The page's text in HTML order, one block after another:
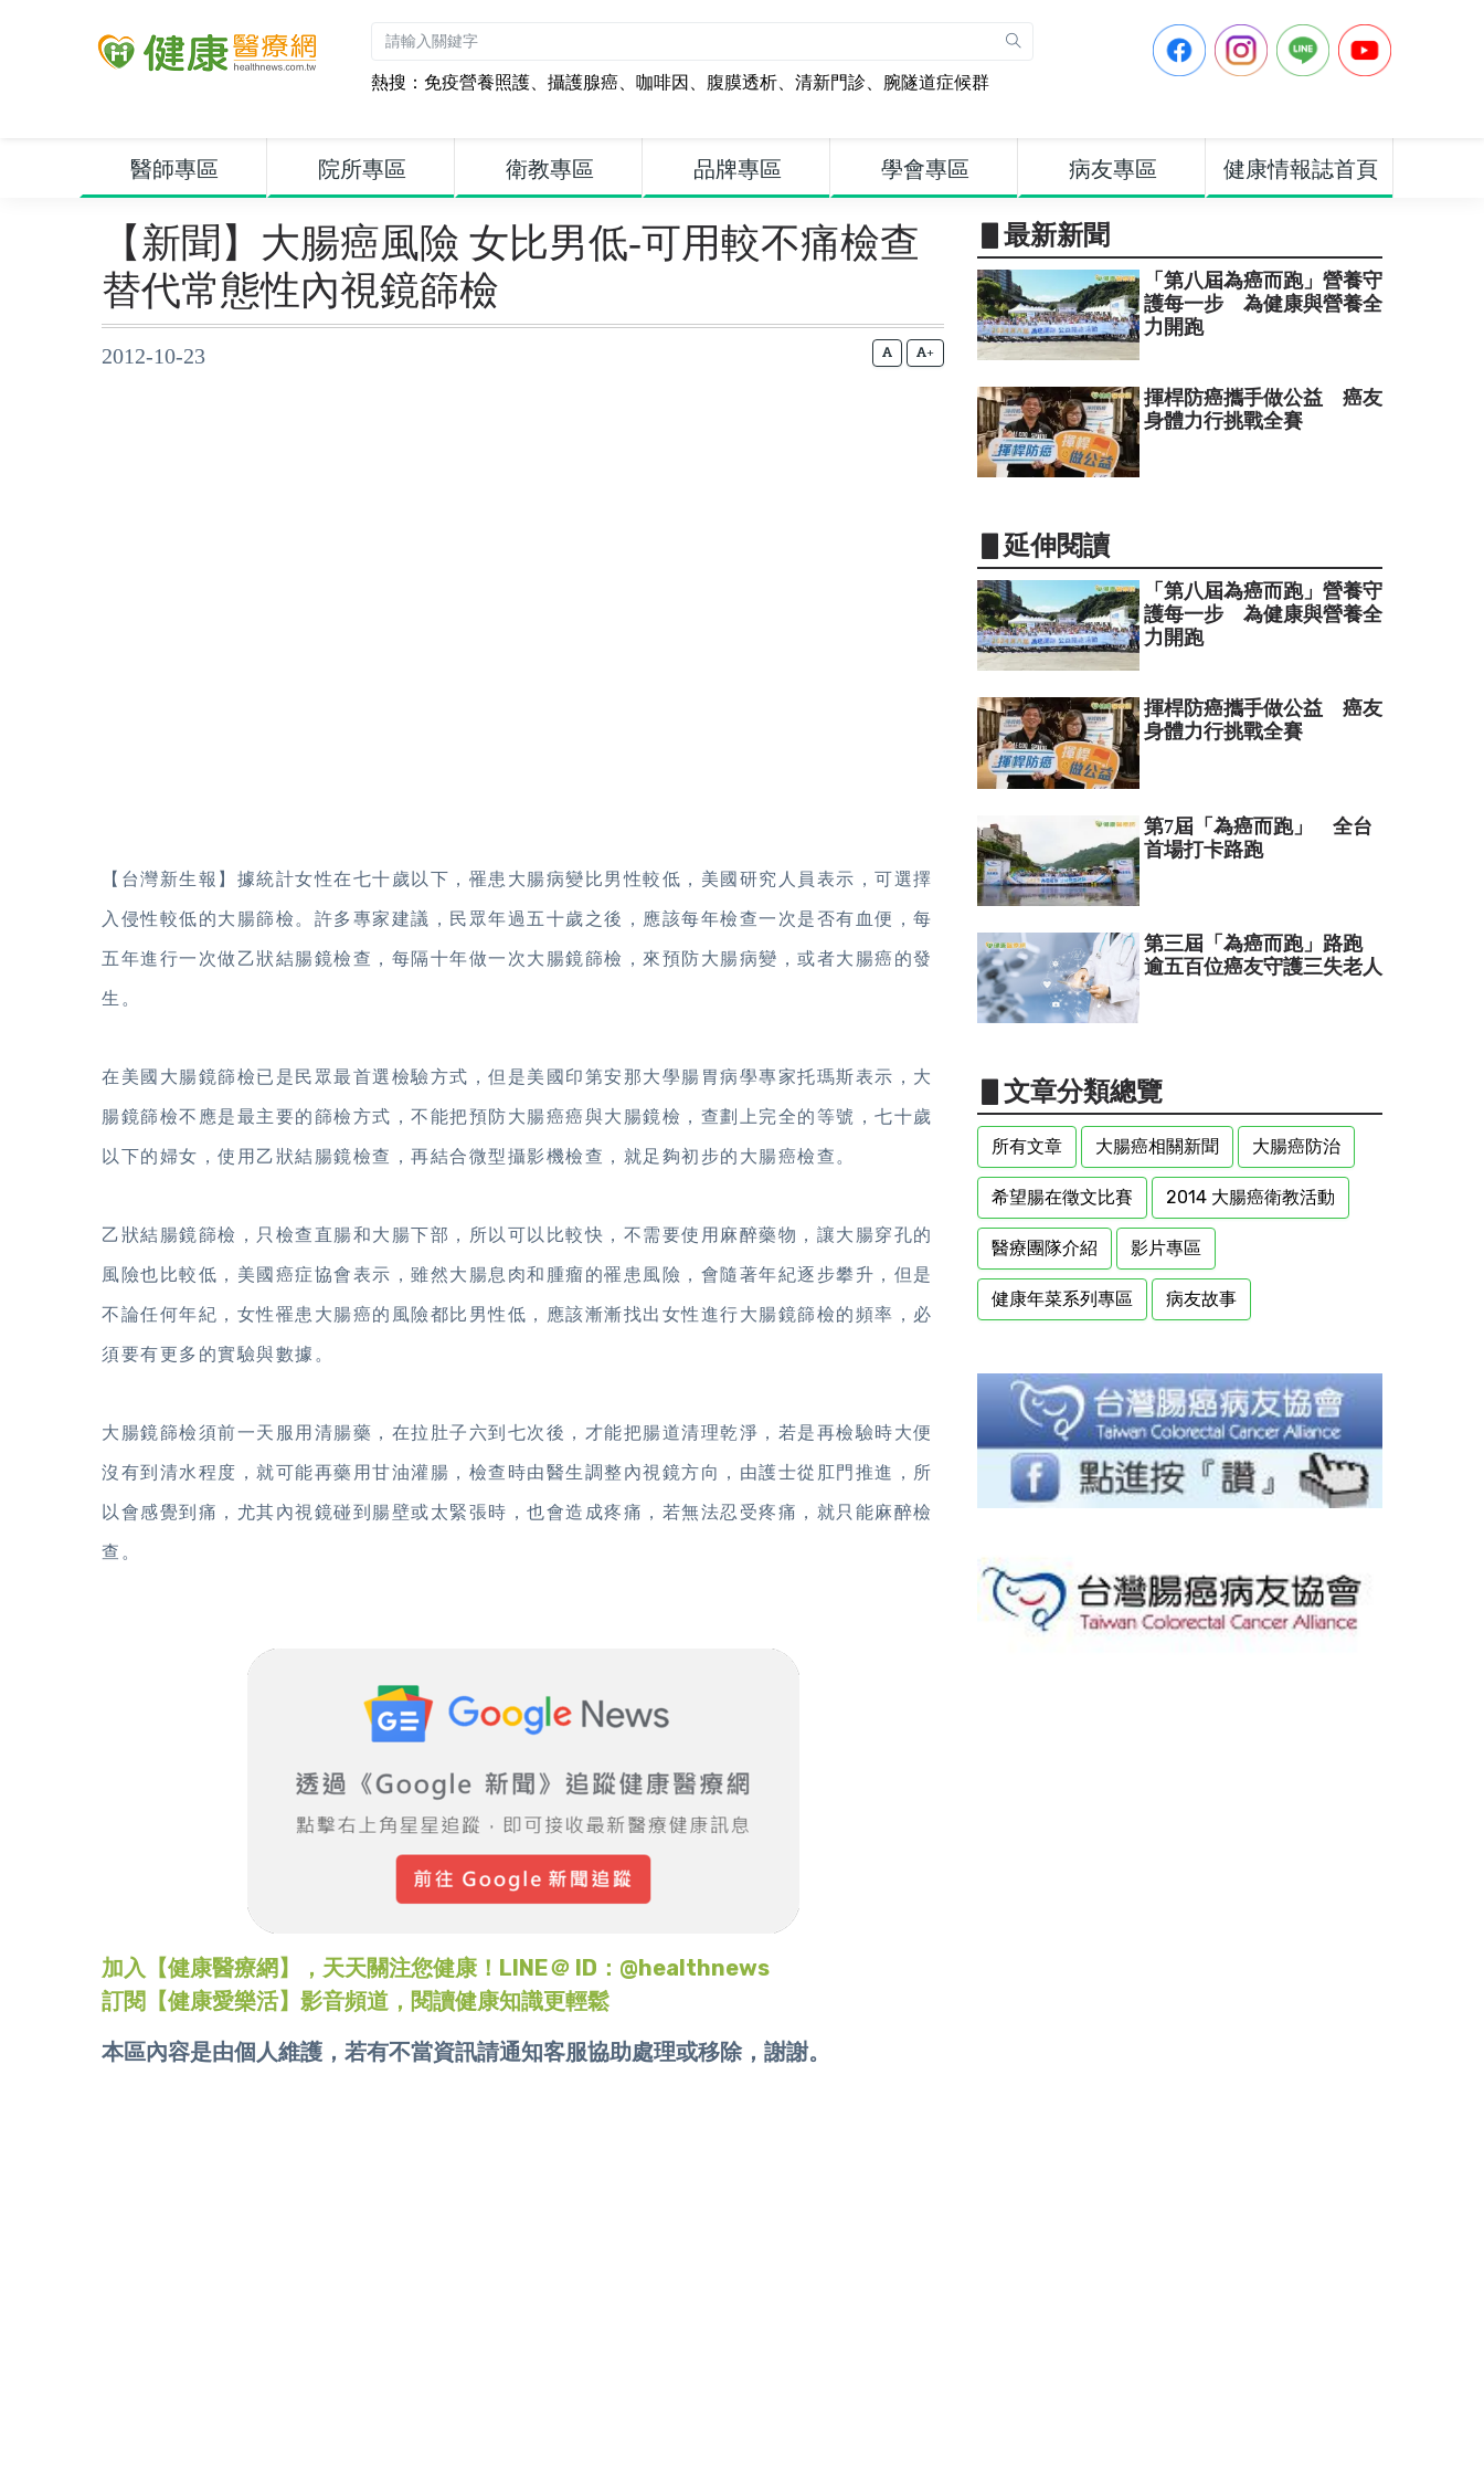
熱搜： 免疫營養照護、 攝護腺癌、 咖啡因、 腹膜透析、 清新門診、 腕隧道症候群
醫師專區 院所專區 衛教專區 品牌專區 學會專區 病友專區 健康情報誌首頁
【新聞】大腸癌風險 女比男低-可用較不痛檢查
替代常態性內視鏡篩檢
2012-10-23 +
【台灣新生報】據統計女性在七十歲以下，罹患大腸病變比男性較低，美國研究人員表示，可選擇
入侵性較低的大腸篩檢。許多專家建議，民眾年過五十歲之後，應該每年檢查一次是否有血便，每
五年進行一次做乙狀結腸鏡檢查，每隔十年做一次大腸鏡篩檢，來預防大腸病變，或者大腸癌的發
生。
在美國大腸鏡篩檢已是民眾最首選檢驗方式，但是美國印第安那大學腸胃病學專家托瑪斯表示，大
腸鏡篩檢不應是最主要的篩檢方式，不能把預防大腸癌癌與大腸鏡檢，查劃上完全的等號，七十歲
以下的婦女，使用乙狀結腸鏡檢查，再結合微型攝影機檢查，就足夠初步的大腸癌檢查。
乙狀結腸鏡篩檢，只檢查直腸和大腸下部，所以可以比較快，不需要使用麻醉藥物，讓大腸穿孔的
風險也比較低，美國癌症協會表示，雖然大腸息肉和腫瘤的罹患風險，會隨著年紀逐步攀升，但是
不論任何年紀，女性罹患大腸癌的風險都比男性低，應該漸漸找出女性進行大腸鏡篩檢的頻率，必
須要有更多的實驗與數據。
大腸鏡篩檢須前一天服用清腸藥，在拉肚子六到七次後，才能把腸道清理乾淨，若是再檢驗時大便
沒有到清水程度，就可能再藥用甘油灌腸，檢查時由醫生調整內視鏡方向，由護士從肛門推進，所
以會感覺到痛，尤其內視鏡碰到腸壁或太緊張時，也會造成疼痛，若無法忍受疼痛，就只能麻醉檢
查。
加入【健康醫療網】，天天關注您健康！LINE＠ ID：@healthnews
訂閱【健康愛樂活】影音頻道，閱讀健康知識更輕鬆
本區內容是由個人維護，若有不當資訊請通知客服協助處理或移除，謝謝。
▋最新新聞
「第八屆為癌而跑」營養守
護每一步 為健康與營養全
力開跑
揮桿防癌攜手做公益 癌友
身體力行挑戰全賽
▋延伸閱讀
「第八屆為癌而跑」營養守
護每一步 為健康與營養全
力開跑
揮桿防癌攜手做公益 癌友
身體力行挑戰全賽
第7屆「為癌而跑」 全台
首場打卡路跑
第三屆「為癌而跑」路跑
逾五百位癌友守護三失老人
▋文章分類總覽
所有文章 大腸癌相關新聞 大腸癌防治
希望腸在徵文比賽 2014 大腸癌衛教活動
醫療團隊介紹 影片專區
健康年菜系列專區 病友故事